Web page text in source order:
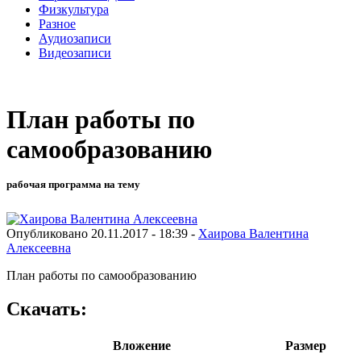
Физкультура
Разное
Аудиозаписи
Видеозаписи
План работы по
самообразованию
рабочая программа на тему
Опубликовано 20.11.2017 - 18:39 - Хаирова Валентина
Алексеевна
План работы по самообразованию
Скачать:
Вложение
Размер